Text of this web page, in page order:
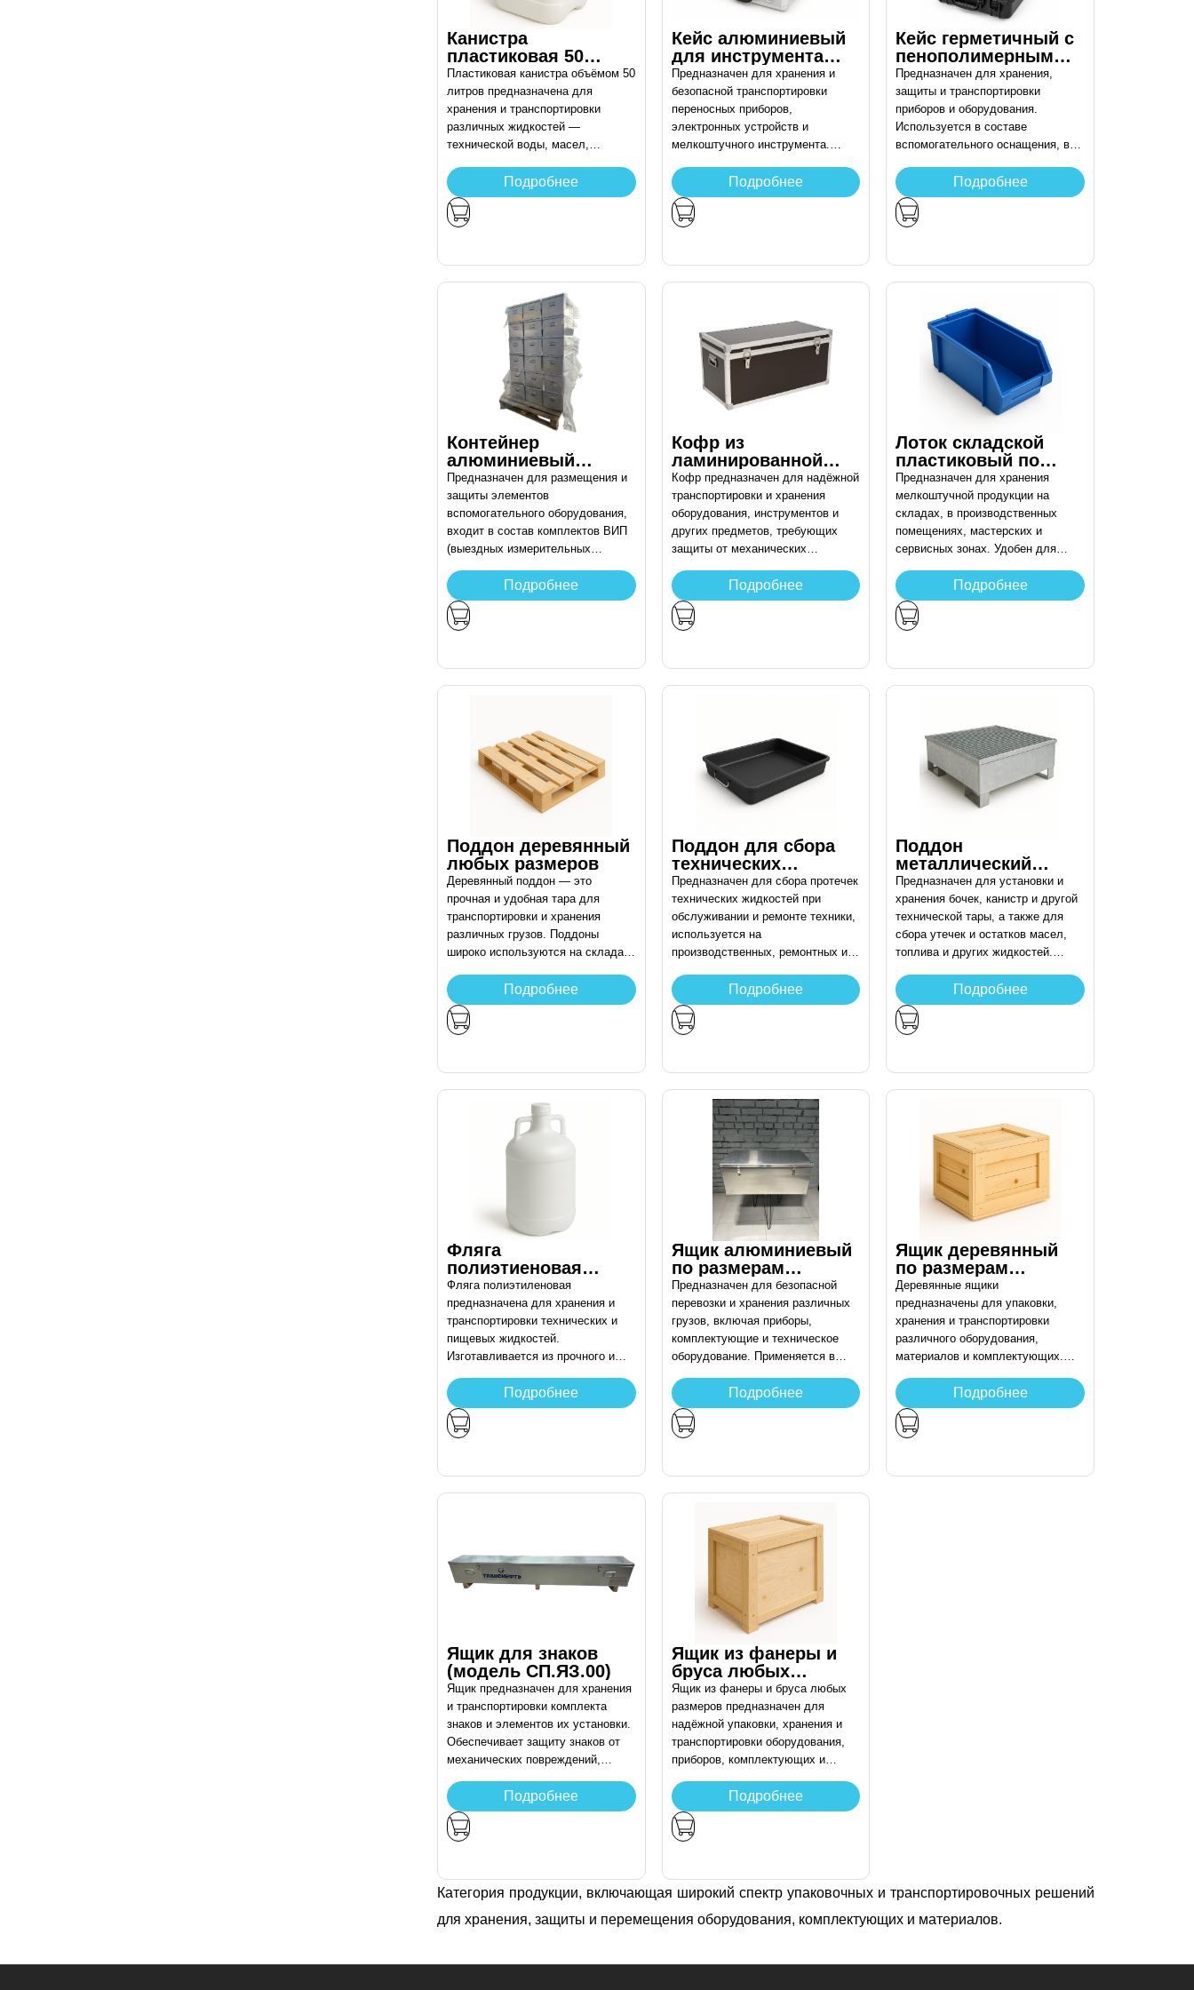
Канистра
пластиковая 50
литров
Пластиковая канистра объёмом 50
литров предназначена для
хранения и транспортировки
различных жидкостей —
технической воды, масел,
составов. Изготовлена из
прочного полиэтилена,
устойчивого к воздействию
и ручки обеспечивают удобство
перемещения, а надёжная крышка
с уплотнителем предотвращает
пролив. Подходит для
промышленного и бытового
применения.
Подробнее
Кейс алюминиевый
для инструмента
460х330х150
Предназначен для хранения и
безопасной транспортировки
переносных приборов,
электронных устройств и
мелкоштучного инструмента.
вспомогательного оборудования
на объектах технического
обслуживания и диагностики.
Подробнее
Кейс герметичный с
пенополимерным
наполнителем (IP67)
500х415х220
Предназначен для хранения,
защиты и транспортировки
приборов и оборудования.
Используется в составе
вспомогательного оснащения, в
измерительных и диагностических
комплексов.
Подробнее
Контейнер
алюминиевый
транспортировочны
й по размерам
заказчика
Предназначен для размещения и
защиты элементов
вспомогательного оборудования,
входит в состав комплектов ВИП
(выездных измерительных
систем. Обеспечивает надёжную
транспортировку и защиту
содержимого от пыли и влаги.
Подробнее
Кофр из
ламинированной
фанеры любых
размеров
Кофр предназначен для надёжной
транспортировки и хранения
оборудования, инструментов и
других предметов, требующих
защиты от механических
внешней среды.Подробнее
Лоток складской
пластиковый по
размерам заказчика
Предназначен для хранения
мелкоштучной продукции на
складах, в производственных
помещениях, мастерских и
сервисных зонах. Удобен для
доступа к комплектующим,
метизам, крепежу и другим
мелким деталям.
Подробнее
Поддон деревянный
любых размеров
Деревянный поддон — это
прочная и удобная тара для
транспортировки и хранения
различных грузов. Поддоны
широко используются на складах,
Изготавливаются из качественной
древесины, обеспечивают
надёжную фиксацию и защиту
Подробнее
Поддон для сбора
технических
жидкостей по
размерам заказчика
Предназначен для сбора протечек
технических жидкостей при
обслуживании и ремонте техники,
используется на
производственных, ремонтных и
Подробнее
Поддон
металлический
перфорированный
по размерам
заказчика
Предназначен для установки и
хранения бочек, канистр и другой
технической тары, а также для
сбора утечек и остатков масел,
топлива и других жидкостей.
предприятиях, складах,
автосервисах и в
производственных зонах.
Подробнее
Фляга
полиэтиеновая
различных размеров
Фляга полиэтиленовая
предназначена для хранения и
транспортировки технических и
пищевых жидкостей.
Изготавливается из прочного и
безопасного для воды и
неагрессивных жидкостей.
Подходит для использования в
на производстве.
Подробнее
Ящик алюминиевый
по размерам
заказчика
Предназначен для безопасной
перевозки и хранения различных
грузов, включая приборы,
комплектующие и техническое
оборудование. Применяется в
на объектах с повышенными
требованиями к надёжности
упаковки.
Подробнее
Ящик деревянный
по размерам
заказчика
Деревянные ящики
предназначены для упаковки,
хранения и транспортировки
различного оборудования,
материалов и комплектующих.
древесины обеспечивает
надёжную защиту содержимого от
внешних воздействий.
и при складировании продукции.
Подробнее
Ящик для знаков
(модель СП.ЯЗ.00)
Ящик предназначен для хранения
и транспортировки комплекта
знаков и элементов их установки.
Обеспечивает защиту знаков от
механических повреждений,
внешней среды при перевозке и
временном хранении.
Подробнее
Ящик из фанеры и
бруса любых
размеров
Ящик из фанеры и бруса любых
размеров предназначен для
надёжной упаковки, хранения и
транспортировки оборудования,
приборов, комплектующих и
Обеспечивает защиту от
механических повреждений, влаги
и пыли во время перевозки и
учётом габаритов и массы
содержимого.
Подробнее
Категория продукции, включающая широкий спектр упаковочных и транспортировочных решений
для хранения, защиты и перемещения оборудования, комплектующих и материалов.